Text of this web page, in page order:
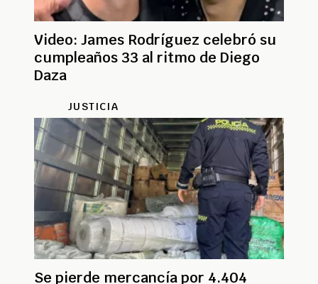
Video: James Rodríguez celebró su
cumpleaños 33 al ritmo de Diego
Daza
JUSTICIA
Se pierde mercancía por 4.404